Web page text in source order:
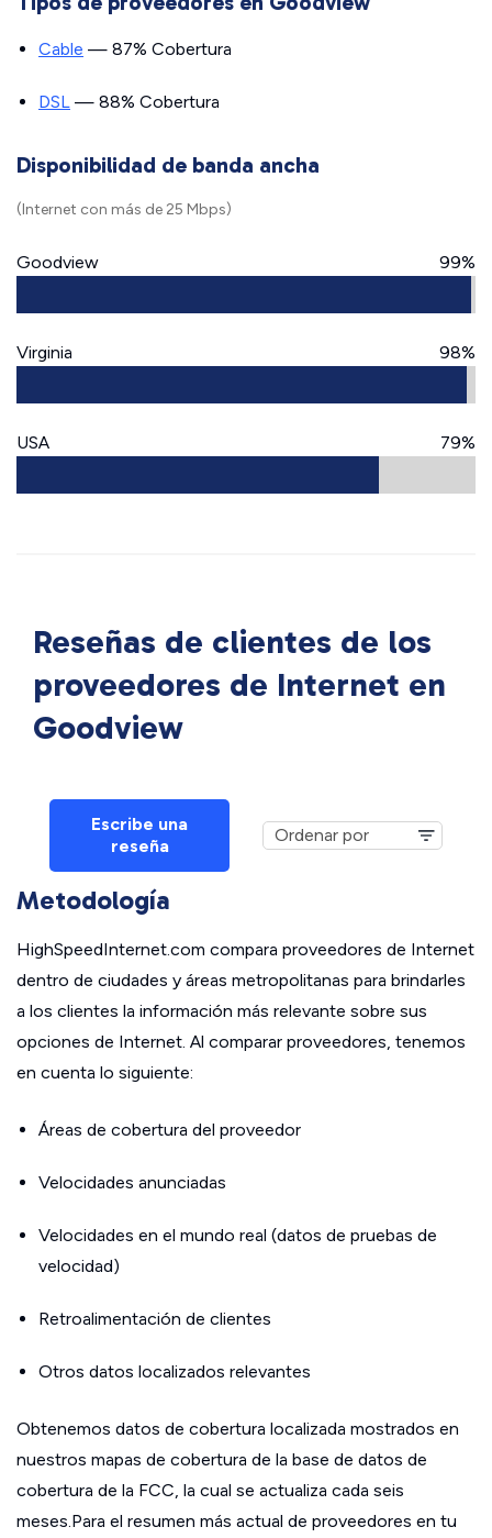
Cable — 87% Cobertura
DSL — 88% Cobertura
Disponibilidad de banda ancha
(Internet con más de 25 Mbps)
Goodview 99%
Virginia 98%
USA 79%
Reseñas de clientes de los
proveedores de Internet en
Goodview
Escribe una
reseña
Metodología
HighSpeedInternet.com compara proveedores de Internet
dentro de ciudades y áreas metropolitanas para brindarles
a los clientes la información más relevante sobre sus
opciones de Internet. Al comparar proveedores, tenemos
en cuenta lo siguiente:
Áreas de cobertura del proveedor
Velocidades anunciadas
Velocidades en el mundo real (datos de pruebas de
velocidad)
Retroalimentación de clientes
Otros datos localizados relevantes
Obtenemos datos de cobertura localizada mostrados en
nuestros mapas de cobertura de la base de datos de
cobertura de la FCC, la cual se actualiza cada seis
meses.Para el resumen más actual de proveedores en tu